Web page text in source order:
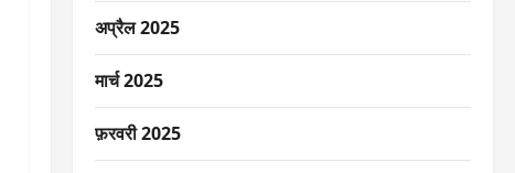
अप्रैल 2025
मार्च 2025
फ़रवरी 2025